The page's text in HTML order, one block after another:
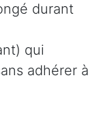
durant
qui
adhérer à